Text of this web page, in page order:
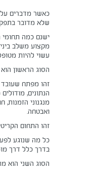
כאשר מדברים על
שלא מדובר
ישנם כמה תחומי
מקצוע משלב
עשוי להיות
הסוג הראשון
זהו מפתח
מנגנוני הזמנות,
ואבטחה.
זהו התחום
כל מה שנוגע
בדרך כלל דרך
הסוג השני הוא